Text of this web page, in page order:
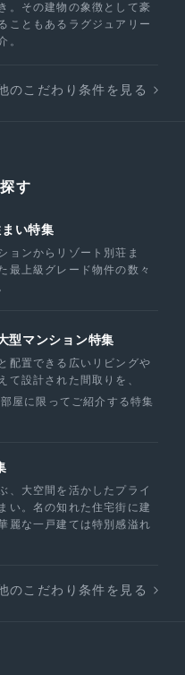
。その建物の象徴として豪
こともあるラグジュアリー
。
のこだわり条件を見る
す
い特集
ョンからリゾート別荘ま
最上級グレード物件の数々
型マンション特集
配置できる広いリビングや
て設計された間取りを、
屋に限ってご紹介する特集
、大空間を活かしたプライ
い。名の知れた住宅街に建
麗な一戸建ては特別感溢れ
のこだわり条件を見る